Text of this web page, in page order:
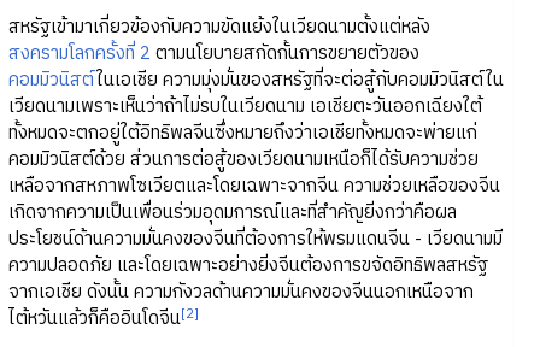
สหรัฐเข้ามาเกี่ยวข้องกับความขัดแย้งในเวียดนามตั้งแต่หลัง
สงครามโลกครั้งที่ 2 ตามนโยบายสกัดกั้นการขยายตัวของ
คอมมิวนิสต์ในเอเชีย ความมุ่งมั่นของสหรัฐที่จะต่อสู้กับคอมมิวนิสต์ใน
เวียดนามเพราะเห็นว่าถ้าไม่รบในเวียดนาม เอเชียตะวันออกเฉียงใต้
ทั้งหมดจะตกอยู่ใต้อิทธิพลจีนซึ่งหมายถึงว่าเอเชียทั้งหมดจะพ่ายแก่
คอมมิวนิสต์ด้วย ส่วนการต่อสู้ของเวียดนามเหนือก็ได้รับความช่วย
เหลือจากสหภาพโซเวียตและโดยเฉพาะจากจีน ความช่วยเหลือของจีน
เกิดจากความเป็นเพื่อนร่วมอุดมการณ์และที่สำคัญยิ่งกว่าคือผล
ประโยชน์ด้านความมั่นคงของจีนที่ต้องการให้พรมแดนจีน - เวียดนามมี
ความปลอดภัย และโดยเฉพาะอย่างยิ่งจีนต้องการขจัดอิทธิพลสหรัฐ
จากเอเชีย ดังนั้น ความกังวลด้านความมั่นคงของจีนนอกเหนือจาก
ไต้หวันแล้วก็คืออินโดจีน[2]